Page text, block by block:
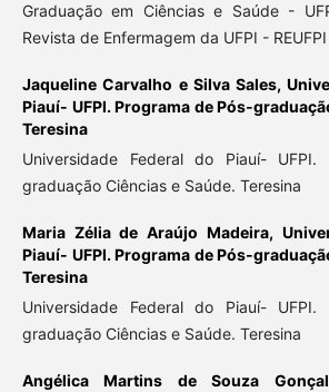
Graduação em Ciências e Saúde -
Revista de Enfermagem da UFPI - REUFPI
Jaqueline Carvalho e Silva Sales,
Piauí- UFPI. Programa de Pós-
Teresina
Universidade Federal do Piauí-
graduação Ciências e Saúde. Teresina
Maria Zélia de Araújo Madeira,
Piauí- UFPI. Programa de Pós-
Teresina
Universidade Federal do Piauí-
graduação Ciências e Saúde. Teresina
Angélica Martins de Souza